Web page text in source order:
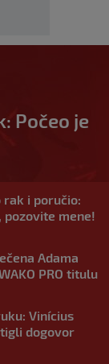
Počeo je
rak i poručio:
mene!
Adama
PRO titulu
Vinícius
dogovor